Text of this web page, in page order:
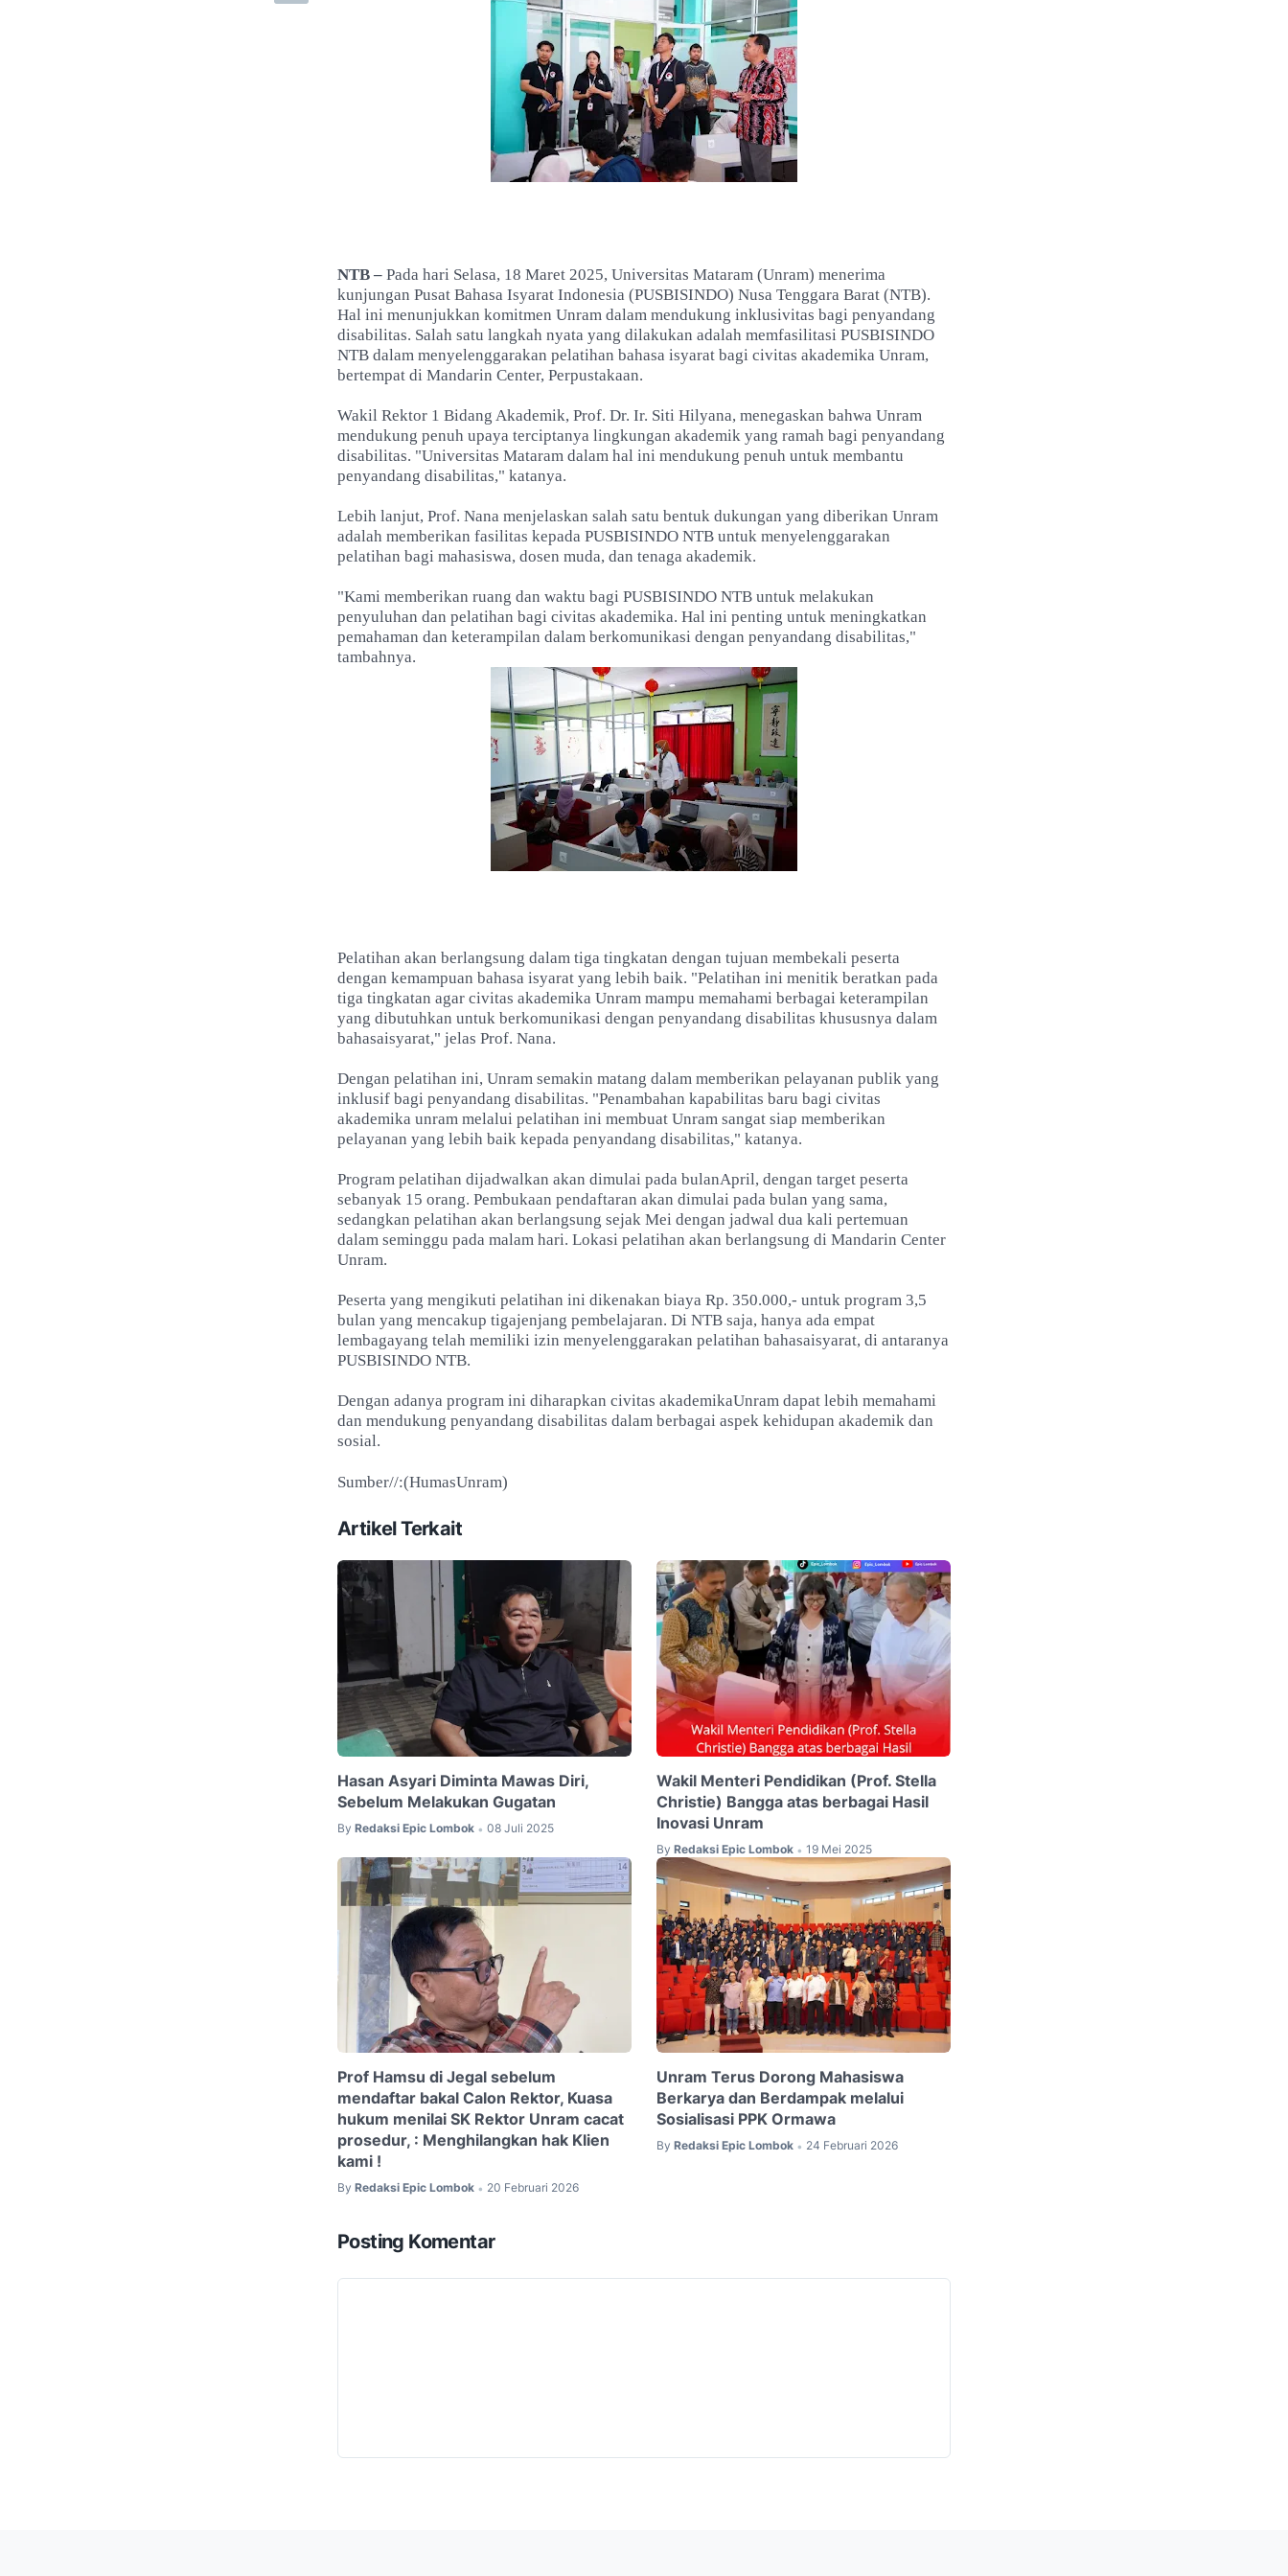
NTB – Pada hari Selasa, 18 Maret 2025, Universitas Mataram (Unram) menerima
kunjungan Pusat Bahasa Isyarat Indonesia (PUSBISINDO) Nusa Tenggara Barat (NTB).
Hal ini menunjukkan komitmen Unram dalam mendukung inklusivitas bagi penyandang
disabilitas. Salah satu langkah nyata yang dilakukan adalah memfasilitasi PUSBISINDO
NTB dalam menyelenggarakan pelatihan bahasa isyarat bagi civitas akademika Unram,
bertempat di Mandarin Center, Perpustakaan.
Wakil Rektor 1 Bidang Akademik, Prof. Dr. Ir. Siti Hilyana, menegaskan bahwa Unram
mendukung penuh upaya terciptanya lingkungan akademik yang ramah bagi penyandang
disabilitas. "Universitas Mataram dalam hal ini mendukung penuh untuk membantu
penyandang disabilitas," katanya.
Lebih lanjut, Prof. Nana menjelaskan salah satu bentuk dukungan yang diberikan Unram
adalah memberikan fasilitas kepada PUSBISINDO NTB untuk menyelenggarakan
pelatihan bagi mahasiswa, dosen muda, dan tenaga akademik.
"Kami memberikan ruang dan waktu bagi PUSBISINDO NTB untuk melakukan
penyuluhan dan pelatihan bagi civitas akademika. Hal ini penting untuk meningkatkan
pemahaman dan keterampilan dalam berkomunikasi dengan penyandang disabilitas,"
tambahnya.
Pelatihan akan berlangsung dalam tiga tingkatan dengan tujuan membekali peserta
dengan kemampuan bahasa isyarat yang lebih baik. "Pelatihan ini menitik beratkan pada
tiga tingkatan agar civitas akademika Unram mampu memahami berbagai keterampilan
yang dibutuhkan untuk berkomunikasi dengan penyandang disabilitas khususnya dalam
bahasaisyarat," jelas Prof. Nana.
Dengan pelatihan ini, Unram semakin matang dalam memberikan pelayanan publik yang
inklusif bagi penyandang disabilitas. "Penambahan kapabilitas baru bagi civitas
akademika unram melalui pelatihan ini membuat Unram sangat siap memberikan
pelayanan yang lebih baik kepada penyandang disabilitas," katanya.
Program pelatihan dijadwalkan akan dimulai pada bulanApril, dengan target peserta
sebanyak 15 orang. Pembukaan pendaftaran akan dimulai pada bulan yang sama,
sedangkan pelatihan akan berlangsung sejak Mei dengan jadwal dua kali pertemuan
dalam seminggu pada malam hari. Lokasi pelatihan akan berlangsung di Mandarin Center
Unram.
Peserta yang mengikuti pelatihan ini dikenakan biaya Rp. 350.000,- untuk program 3,5
bulan yang mencakup tigajenjang pembelajaran. Di NTB saja, hanya ada empat
lembagayang telah memiliki izin menyelenggarakan pelatihan bahasaisyarat, di antaranya
PUSBISINDO NTB.
Dengan adanya program ini diharapkan civitas akademikaUnram dapat lebih memahami
dan mendukung penyandang disabilitas dalam berbagai aspek kehidupan akademik dan
sosial.
Sumber//:(HumasUnram)
Artikel Terkait
Hasan Asyari Diminta Mawas Diri,
Sebelum Melakukan Gugatan
By Redaksi Epic Lombok • 08 Juli 2025
Wakil Menteri Pendidikan (Prof. Stella
Christie) Bangga atas berbagai Hasil
Inovasi Unram
By Redaksi Epic Lombok • 19 Mei 2025
Prof Hamsu di Jegal sebelum
mendaftar bakal Calon Rektor, Kuasa
hukum menilai SK Rektor Unram cacat
prosedur, : Menghilangkan hak Klien
kami !
By Redaksi Epic Lombok • 20 Februari 2026
Unram Terus Dorong Mahasiswa
Berkarya dan Berdampak melalui
Sosialisasi PPK Ormawa
By Redaksi Epic Lombok • 24 Februari 2026
Posting Komentar